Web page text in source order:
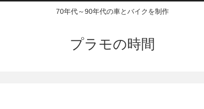
70年代～90年代の車とバイクを制作
プラモの時間